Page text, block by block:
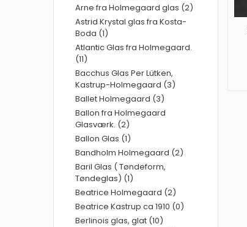
Arne fra Holmegaard glas (2)
Astrid Krystal glas fra Kosta-
Boda (1)
Atlantic Glas fra Holmegaard.
(11)
Bacchus Glas Per Lütken,
Kastrup-Holmegaard (3)
Ballet Holmegaard (3)
Ballon fra Holmegaard
Glasværk. (2)
Ballon Glas (1)
Bandholm Holmegaard (2)
Baril Glas ( Tøndeform,
Tøndeglas) (1)
Beatrice Holmegaard (2)
Beatrice Kastrup ca 1910 (0)
Berlinois glas, glat (10)